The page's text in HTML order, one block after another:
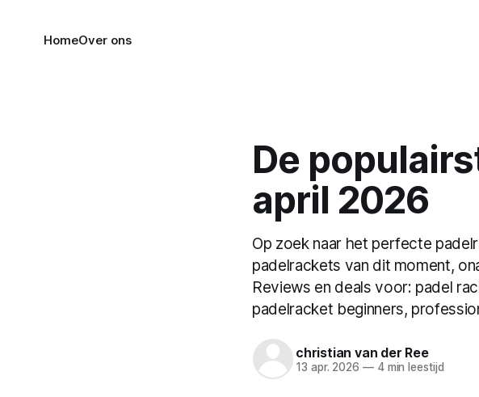
HomeOver ons
De
april 2026
Op zoek naar het perfecte
padelrackets van dit moment,
Reviews en deals voor: padel
padelracket beginners,
christian van der Ree
13 apr. 2026 —4 min leestijd